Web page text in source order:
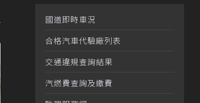
國道即時車況
合格汽車代驗廠列表
交通違規查詢結果
汽燃費查詢及繳費